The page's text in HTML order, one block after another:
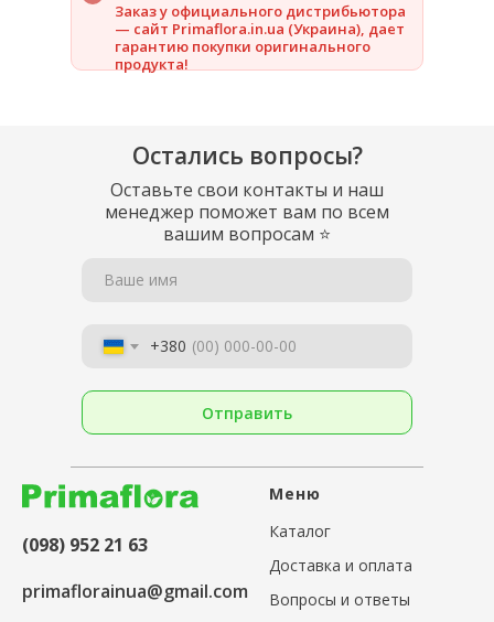
Заказ у официального дистрибьютора
— сайт Primaflora.in.ua (Украина), дает
гарантию покупки оригинального
продукта!
Остались вопросы?
Оставьте свои контакты и наш
менеджер поможет вам по всем
вашим вопросам ⭐
Ваше имя
+380
Отправить
(098) 952 21 63
primaflorainua@gmail.com
Меню
Каталог
Доставка и оплата
Вопросы и ответы